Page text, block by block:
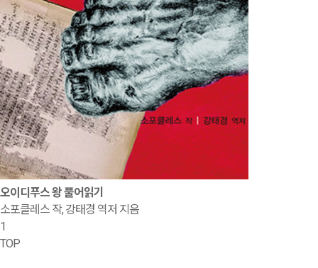
오이디푸스 왕 풀어읽기
소포클레스 작, 강태경 역저 지음
1
TOP